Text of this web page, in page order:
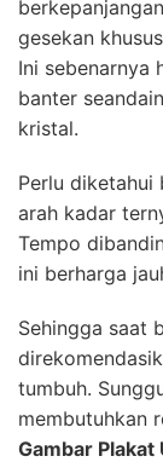
gesekan
Ini sebenarnya
banter
kristal.
Perlu diketahui
arah kadar
Tempo
ini berharga
Sehingga saat
tumbuh.
membutuhkan
Gambar Plakat